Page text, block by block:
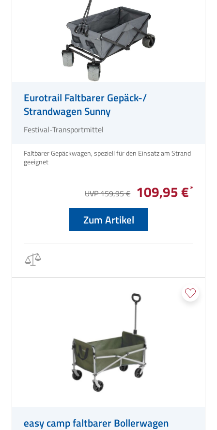
Eurotrail Faltbarer Gepäck-/
Strandwagen Sunny
Festival-Transportmittel
Faltbarer Gepäckwagen, speziell für den Einsatz am Strand
UVP 159,95 € 109,95 €
Zum Artikel
easy camp faltbarer Bollerwagen